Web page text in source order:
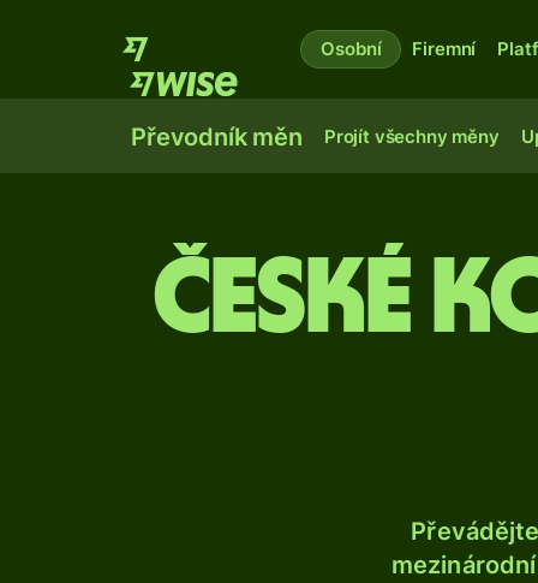
Osobní Firemní
Převodník měn Projít všechny měny
České